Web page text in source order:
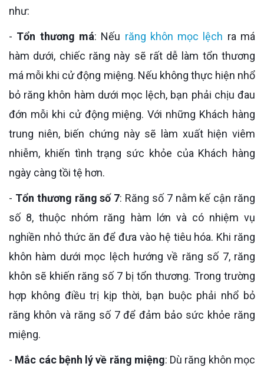
như:
Tổn thương má: Nếu răng khôn mọc lệch ra má
hàm dưới, chiếc răng này sẽ rất dễ làm tổn thương
má mỗi khi cử động miệng. Nếu không thực hiện nhổ
bỏ răng khôn hàm dưới mọc lệch, bạn phải chịu đau
đớn mỗi khi cử động miệng. Với những Khách hàng
trung niên, biến chứng này sẽ làm xuất hiện viêm
nhiễm, khiến tình trạng sức khỏe của Khách hàng
ngày càng tồi tệ hơn.
Tổn thương răng số 7: Răng số 7 nằm kế cận răng
số 8, thuộc nhóm răng hàm lớn và có nhiệm vụ
nghiền nhỏ thức ăn để đưa vào hệ tiêu hóa. Khi răng
khôn hàm dưới mọc lệch hướng về răng số 7, răng
khôn sẽ khiến răng số 7 bị tổn thương. Trong trường
hợp không điều trị kịp thời, bạn buộc phải nhổ bỏ
răng khôn và răng số 7 để đảm bảo sức khỏe răng
miệng.
Mắc các bệnh lý về răng miệng: Dù răng khôn mọc